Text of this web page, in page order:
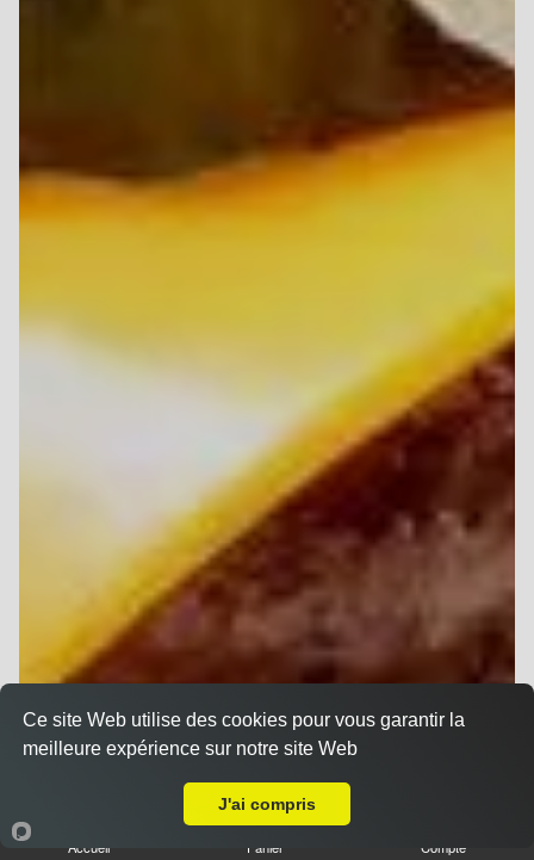
Accueil Panier Compte
Ce site Web utilise des cookies pour vous garantir la
meilleure expérience sur notre site Web
J'ai compris